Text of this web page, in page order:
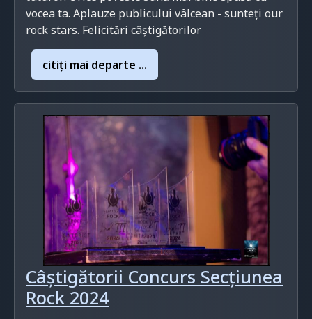
vocea ta. Aplauze publicului vâlcean - sunteți our
rock stars. Felicitări câștigătorilor
citiţi mai departe ...
Câștigătorii Concurs Secțiunea
Rock 2024